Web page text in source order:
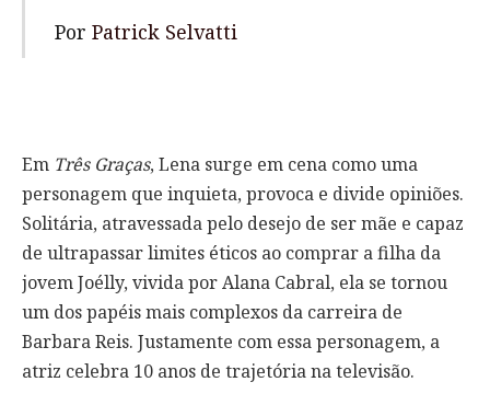
Por Patrick Selvatti
Em Três Graças, Lena surge em cena como uma
personagem que inquieta, provoca e divide opiniões.
Solitária, atravessada pelo desejo de ser mãe e capaz
de ultrapassar limites éticos ao comprar a filha da
jovem Joélly, vivida por Alana Cabral, ela se tornou
um dos papéis mais complexos da carreira de
Barbara Reis. Justamente com essa personagem, a
atriz celebra 10 anos de trajetória na televisão.